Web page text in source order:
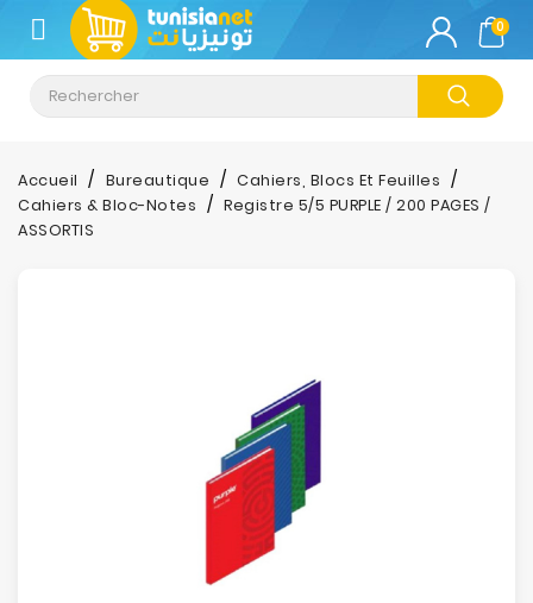
CATÉGORIE
Climatisation
Informatique
Téléphonie
0
Accueil Bureautique
Cahiers, Blocs Et Feuilles
Cahiers & Bloc-Notes
Registre 5/5 PURPLE / 200 PAGES /
ASSORTIS